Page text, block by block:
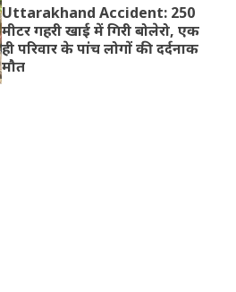
Uttarakhand Accident: 250
मीटर गहरी खाई में गिरी बोलेरो, एक
ही परिवार के पांच लोगों की दर्दनाक
मौत